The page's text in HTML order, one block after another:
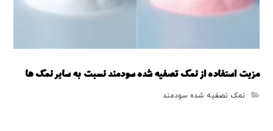
مزیت استفاده از نمک تصفیه شده سودمند نسبت به سایر نمک ها
نمک تصفیه شده سودمند